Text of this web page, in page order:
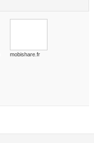
mobishare.fr